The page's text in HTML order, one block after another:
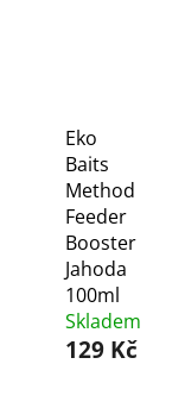
Eko
Baits
Method
Feeder
Booster
Jahoda
100ml
Skladem
129 Kč